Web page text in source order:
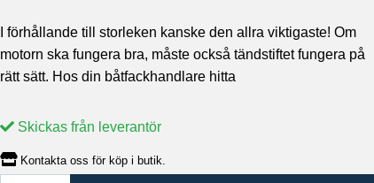
I förhållande till storleken kanske den allra viktigaste! Om
motorn ska fungera bra, måste också tändstiftet fungera på
rätt sätt. Hos din båtfackhandlare hitta
Skickas från leverantör
Kontakta oss för köp i butik.